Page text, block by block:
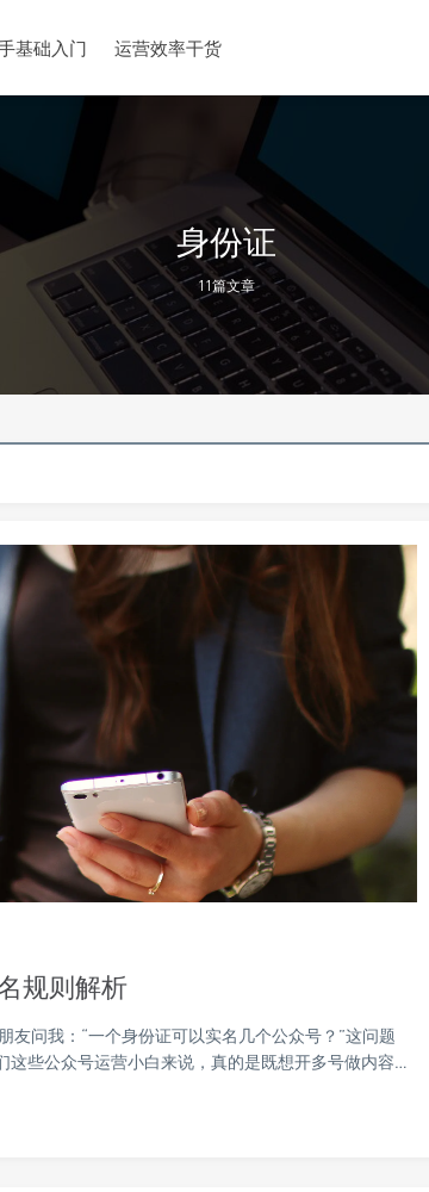
基础入门 运营效率干货
身份证
11篇文章
规则解析
问我：“一个身份证可以实名几个公众号？”这问题
些公众号运营小白来说，真的是既想开多号做内容…